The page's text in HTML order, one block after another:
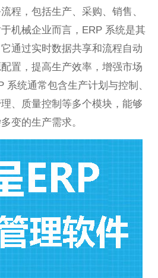
程，包括生产、采购、销售、
机械企业而言，ERP 系统是其
通过实时数据共享和流程自动
置，提高生产效率，增强市场
系统通常包含生产计划与控制、
、质量控制等多个模块，能够
变的生产需求。